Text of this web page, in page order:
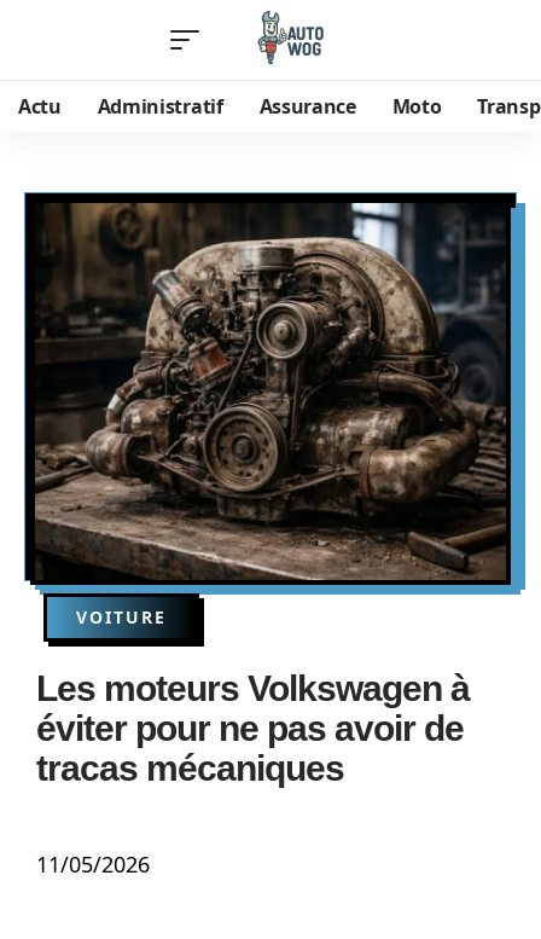
Actu Administratif Assurance Moto
VOITURE
Les moteurs Volkswagen à
éviter pour ne pas avoir de
tracas mécaniques
11/05/2026